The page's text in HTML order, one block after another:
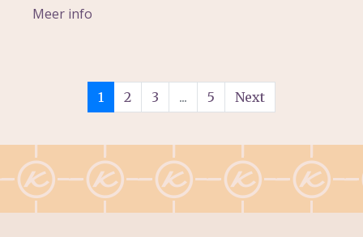
Meer info
1 2 3 ... 5 Next